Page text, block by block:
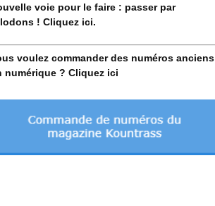
voie pour le faire : passer par
! Cliquez ici.
voulez commander des numéros anciens
numérique ? Cliquez ici